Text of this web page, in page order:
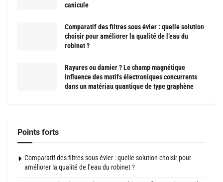
canicule
Comparatif des filtres sous évier : quelle solution
choisir pour améliorer la qualité de l’eau du
robinet ?
Rayures ou damier ? Le champ magnétique
influence des motifs électroniques concurrents
dans un matériau quantique de type graphène
Points forts
Comparatif des filtres sous évier : quelle solution choisir pour
améliorer la qualité de l’eau du robinet ?